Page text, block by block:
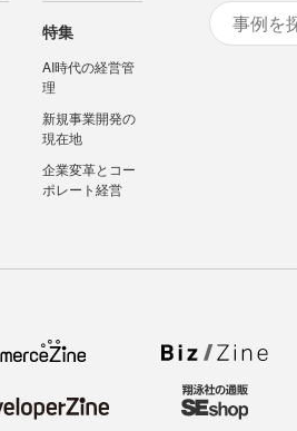
特集
AI時代の経営管
理
新規事業開発の
現在地
企業変革とコー
ポレート経営